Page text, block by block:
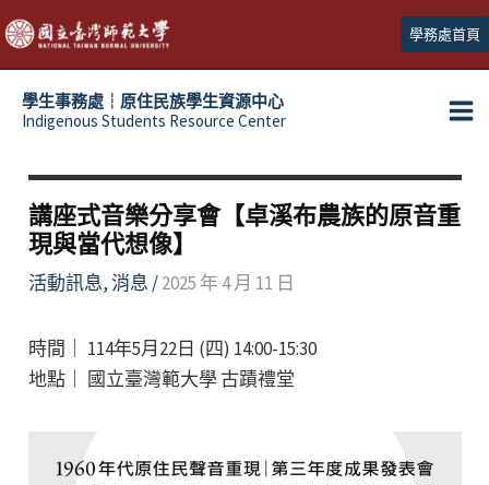
跳
至
主
學務處首頁
學生事務處┆原住民族學生資源中心
Indigenous Students Resource Center
講座式音樂分享會【卓溪布農族的原音重
現與當代想像】
活動訊息,消息 /2025 年 4 月 11 日
時間｜ 114年5月22日 (四) 14:00-15:30
地點｜ 國立臺灣範大學 古蹟禮堂